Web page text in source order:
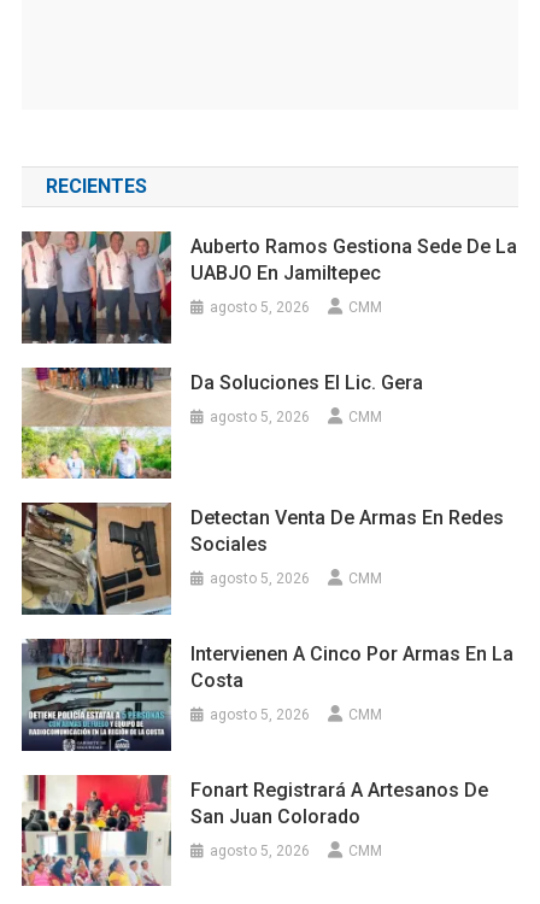
RECIENTES
Auberto Ramos Gestiona Sede De La
UABJO En Jamiltepec
agosto 5, 2026 CMM
Da Soluciones El Lic. Gera
agosto 5, 2026 CMM
Detectan Venta De Armas En Redes
Sociales
agosto 5, 2026 CMM
Intervienen A Cinco Por Armas En La
Costa
agosto 5, 2026 CMM
Fonart Registrará A Artesanos De
San Juan Colorado
agosto 5, 2026 CMM